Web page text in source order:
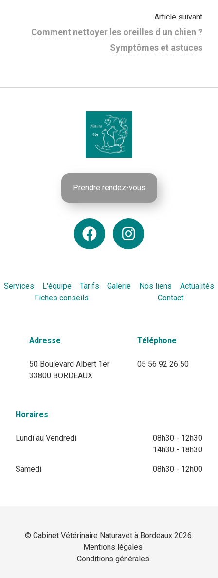
Article suivant
Comment nettoyer les oreilles d un chien ?
Symptômes et astuces
Prendre rendez-vous
Services L'équipe Tarifs Galerie Nos liens
Actualités
Fiches conseils
Contact
Adresse
50 Boulevard Albert 1er
33800 BORDEAUX
Téléphone
05 56 92 26 50
Horaires
Lundi au Vendredi
08h30 - 12h30
14h30 - 18h30
Samedi 08h30 - 12h00
© Cabinet Vétérinaire Naturavet à Bordeaux 2026.
Mentions légales
Conditions générales